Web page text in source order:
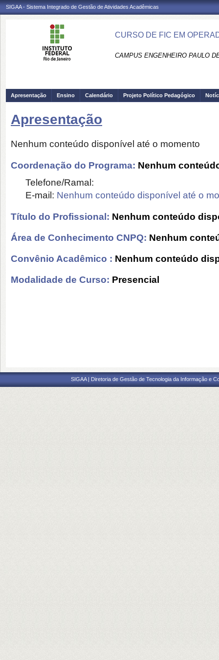
SIGAA - Sistema Integrado de Gestão de Atividades Acadêmicas
CURSO DE FIC EM
CAMPUS ENGENHEIRO PAULO
Apresentação Ensino Calendário Projeto Político Pedagógico
Apresentação
Nenhum conteúdo disponível até o momento
Coordenação do Programa: Nenhum
Telefone/Ramal:
E-mail: Nenhum conteúdo disponível até o
Título do Profissional: Nenhum conteúdo
Área de Conhecimento CNPQ: Nenhum
Convênio Acadêmico : Nenhum conteúdo
Modalidade de Curso: Presencial
SIGAA | Diretoria de Gestão de Tecnologia da Informação e